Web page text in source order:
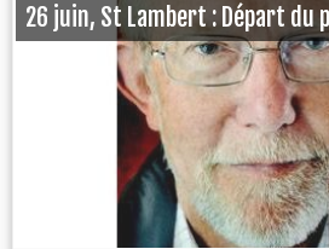
26 juin, St Lambert : Départ du